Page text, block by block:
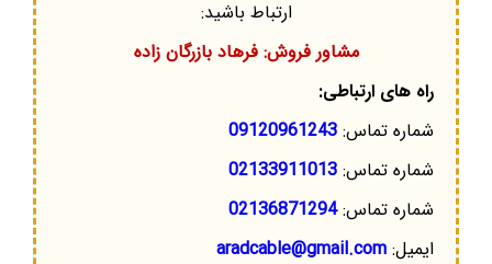
ارتباط باشید:
مشاور فروش: فرهاد بازرگان زاده
راه های ارتباطی:
شماره تماس: 09120961243
شماره تماس: 02133911013
شماره تماس:02136871294
ایمیل: aradcable@gmail.com